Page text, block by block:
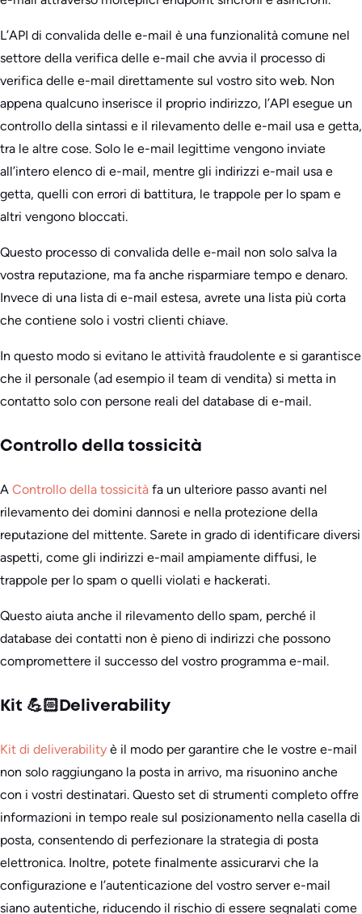
L’API di convalida delle e-mail è una funzionalità comune nel
settore della verifica delle e-mail che avvia il processo di
verifica delle e-mail direttamente sul vostro sito web. Non
appena qualcuno inserisce il proprio indirizzo, l’API esegue un
controllo della sintassi e il rilevamento delle e-mail usa e getta,
tra le altre cose. Solo le e-mail legittime vengono inviate
all’intero elenco di e-mail, mentre gli indirizzi e-mail usa e
getta, quelli con errori di battitura, le trappole per lo spam e
altri vengono bloccati.
Questo processo di convalida delle e-mail non solo salva la
vostra reputazione, ma fa anche risparmiare tempo e denaro.
Invece di una lista di e-mail estesa, avrete una lista più corta
che contiene solo i vostri clienti chiave.
In questo modo si evitano le attività fraudolente e si garantisce
che il personale (ad esempio il team di vendita) si metta in
contatto solo con persone reali del database di e-mail.
Controllo della tossicità
A Controllo della tossicità fa un ulteriore passo avanti nel
rilevamento dei domini dannosi e nella protezione della
reputazione del mittente. Sarete in grado di identificare diversi
aspetti, come gli indirizzi e-mail ampiamente diffusi, le
trappole per lo spam o quelli violati e hackerati.
Questo aiuta anche il rilevamento dello spam, perché il
database dei contatti non è pieno di indirizzi che possono
compromettere il successo del vostro programma e-mail.
Kit 💪🏻Deliverability
Kit di deliverability è il modo per garantire che le vostre e-mail
non solo raggiungano la posta in arrivo, ma risuonino anche
con i vostri destinatari. Questo set di strumenti completo offre
informazioni in tempo reale sul posizionamento nella casella di
posta, consentendo di perfezionare la strategia di posta
elettronica. Inoltre, potete finalmente assicurarvi che la
configurazione e l’autenticazione del vostro server e-mail
siano autentiche, riducendo il rischio di essere segnalati come